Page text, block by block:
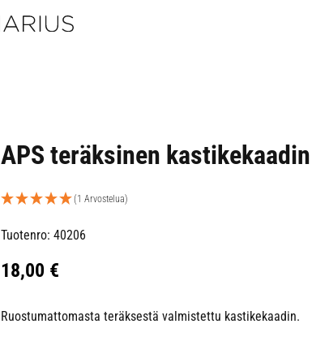
APS teräksinen
(1 Arvostelua)
Tuotenro: 40206
18,00 €
Ruostumattomasta teräksestä valmistettu kastikekaadin.